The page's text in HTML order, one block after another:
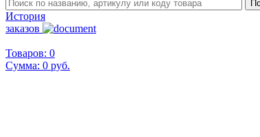
История
заказов
Товаров: 0
Сумма: 0 руб.